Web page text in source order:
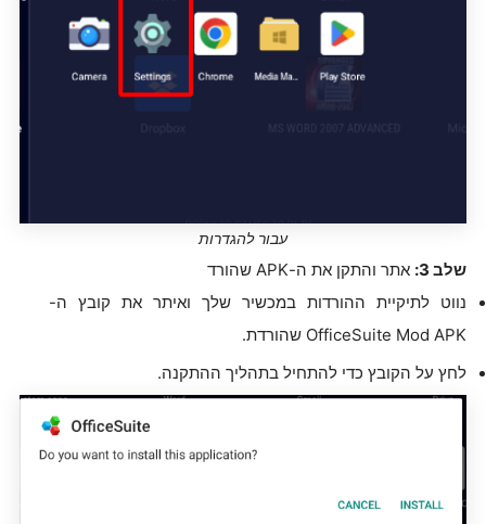
עבור להגדרות
שלב 3:
אתר והתקן את ה-APK שהורד
נווט לתיקיית ההורדות במכשיר שלך ואיתר את קובץ ה-
OfficeSuite Mod APK שהורדת.
לחץ על הקובץ כדי להתחיל בתהליך ההתקנה.